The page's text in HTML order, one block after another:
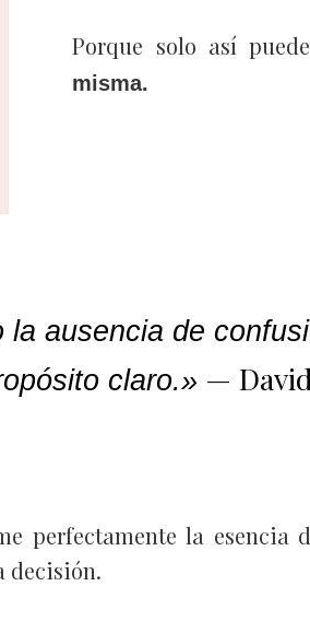
Porque solo así
misma.
la ausencia de
claro.» —
perfectamente la esencia
decisión.